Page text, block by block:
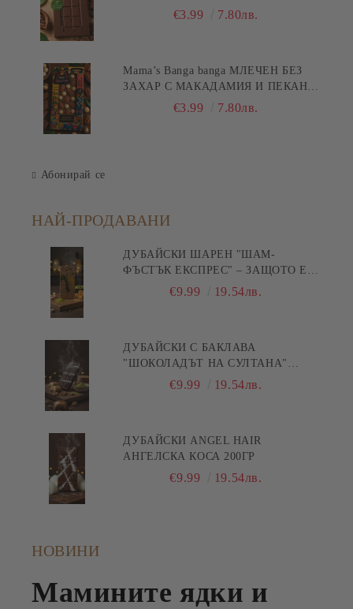
€3.99 7.80лв.
Mama’s Banga banga МЛЕЧЕН БЕЗ
ЗАХАР С МАКАДАМИЯ И ПЕКАН
€3.99 7.80лв.
Абонирай се
НАЙ-ПРОДАВАНИ
ДУБАЙСКИ ШАРЕН "ШАМ-
ФЪСТЪК ЕКСПРЕС" – ЗАЩОТО Е
БЪРЗА ПИСТА КЪМ
€9.99 19.54лв.
ДУБАЙСКИ С БАКЛАВА
"ШОКОЛАДЪТ НА СУЛТАНА"
€9.99 19.54лв.
ДУБАЙСКИ ANGEL HAIR
АНГЕЛСКА КОСА 200ГР
€9.99 19.54лв.
НОВИНИ
Мамините ядки и